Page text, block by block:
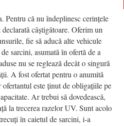
Pentru că nu îndeplinesc cerințele
câștigătoare. Oferim un
fie să aducă alte vehicule
sarcini, asumată în ofertă de a
nu se reglează decât o singură
A fost ofertat pentru o anumită
ofertantul este ținut de obligațiile pe
Ar trebui să dovedească,
la trecerea razelor UV. Sunt acolo
în caietul de sarcini, i-a